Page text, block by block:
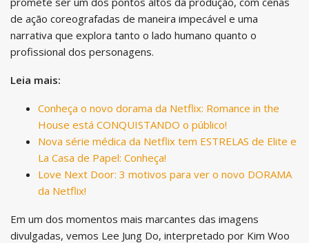
de ação coreografadas de maneira impecável e uma
narrativa que explora tanto o lado humano quanto o
profissional dos personagens.
Leia mais:
Conheça o novo dorama da Netflix: Romance in the
House está CONQUISTANDO o público!
Nova série médica da Netflix tem ESTRELAS de Elite e
La Casa de Papel: Conheça!
Love Next Door: 3 motivos para ver o novo DORAMA
da Netflix!
Em um dos momentos mais marcantes das imagens
divulgadas, vemos Lee Jung Do, interpretado por Kim Woo